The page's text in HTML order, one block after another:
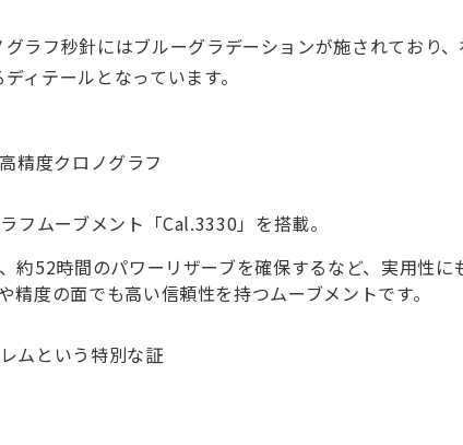
ラフ秒針にはブルーグラデーションが施されており
ィテールとなっています。
精度クロノグラフ
フムーブメント「Cal.3330」を搭載。
約52時間のパワーリザーブを確保するなど、実用性に
度の面でも高い信頼性を持つムーブメントです。
ムという特別な証